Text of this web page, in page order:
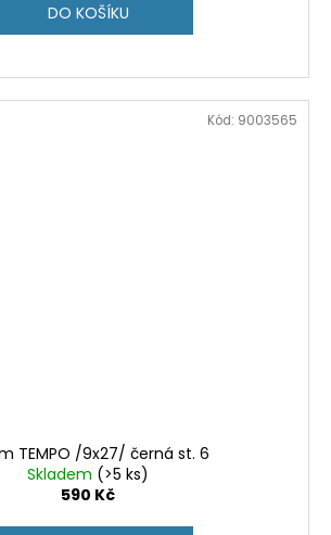
DO KOŠÍKU
TEMPO /9x27/ černá st. 6
Skladem (>5 ks)
590 Kč
Kód: 9003565